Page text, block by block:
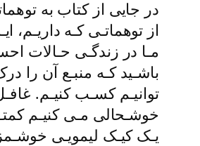
در جایی از کتاب به
از توهماتـی کـه
مـا در زندگـی حـالات
باشـید کـه منبـع آن را
توانیـم کسـب کنیـم.
خوشـحالی مـی کنیـم
یـک کیـک لیمویـی